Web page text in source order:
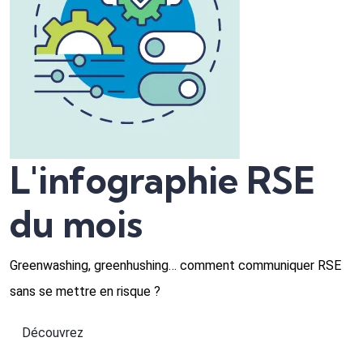
L'infographie RSE
du mois
Greenwashing, greenhushing… comment communiquer RSE
sans se mettre en risque ?
Découvrez